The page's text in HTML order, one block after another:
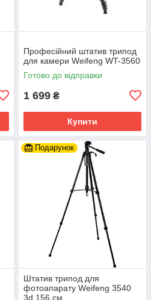
Професійний штатив трипод
для камери Weifeng WT-3560
Готово до відправки
1 699 ₴
Купити
Подарунок
Штатив трипод для
фотоапарату Weifeng 3540
3d 156 см